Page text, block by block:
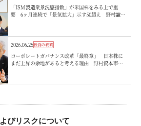
「ISM製造業景況感指数」が米国株をみる上で重
要 6ヶ月連続で「景気拡大」示す50超え 野村證
2026.06.25投資の教養
コーポレートガバナンス改革「最終章」 日本株に
まだ上昇の余地があると考える理由 野村資本市場
びリスクについて